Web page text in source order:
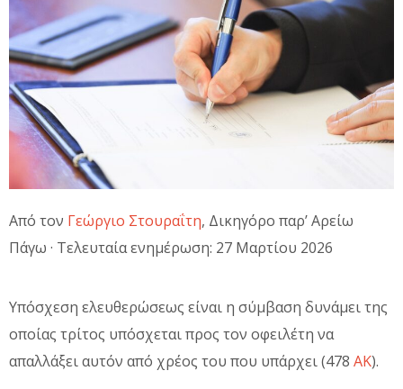
Από τον Γεώργιο Στουραΐτη, Δικηγόρο παρ’ Αρείω
Πάγω · Τελευταία ενημέρωση: 27 Μαρτίου 2026
Υπόσχεση ελευθερώσεως είναι η σύμβαση δυνάμει της
οποίας τρίτος υπόσχεται προς τον οφειλέτη να
απαλλάξει αυτόν από χρέος του που υπάρχει (478 ΑΚ).